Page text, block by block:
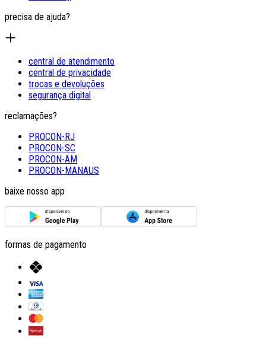
precisa de ajuda?
central de atendimento
central de privacidade
trocas e devoluções
segurança digital
reclamações?
PROCON-RJ
PROCON-SC
PROCON-AM
PROCON-MANAUS
baixe nosso app
formas de pagamento